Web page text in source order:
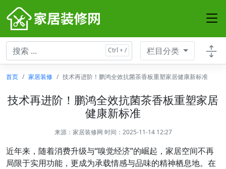
栏目分类
首页 家居装修 技术再进阶！鹏鸿全效抗菌茶香板重塑家居健康新标准
技术再进阶！鹏鸿全效抗菌茶香板重塑家居
健康新标准
来源： 家居装修网 时间：2025-11-14 12:27
近年来，随着消费升级与“嗅觉经济”的崛起，家居空间不再
局限于实用功能，更成为承载情感与品味的精神栖息地。在